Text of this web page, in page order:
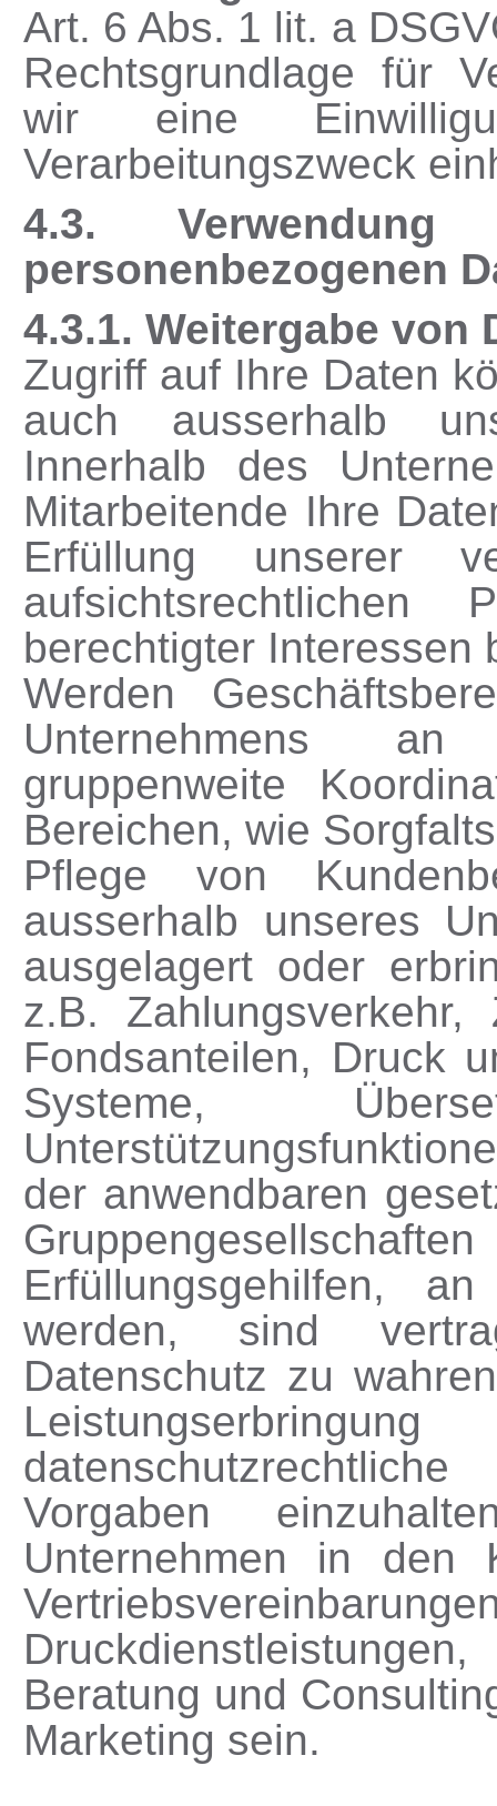
Art. 6 Abs. 1 lit. a
Rechtsgrundlage für
wir eine
Verarbeitungszweck
4.3.
personenbezogenen
4.3.1. Weitergabe von
Zugriff auf Ihre Daten
auch ausserhalb
Innerhalb des
Mitarbeitende Ihre
Erfüllung unserer
berechtigter Interessen
Werden
Unternehmens an
gruppenweite
Bereichen, wie
Pflege von
ausserhalb unseres
ausgelagert oder
z.B.
Fondsanteilen, Druck
Systeme,
der anwendbaren
Erfüllungsgehilfen,
werden, sind
Datenschutz zu
Vorgaben
Unternehmen in den
Beratung und
Marketing sein.